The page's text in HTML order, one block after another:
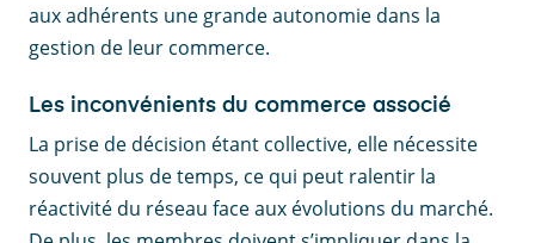
aux adhérents une grande autonomie dans la
gestion de leur commerce.
Les inconvénients du commerce associé
La prise de décision étant collective, elle nécessite
souvent plus de temps, ce qui peut ralentir la
réactivité du réseau face aux évolutions du marché.